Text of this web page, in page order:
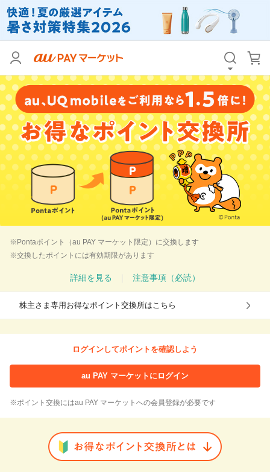
※Pontaポイント（au PAY マーケット限定）に交換します
※交換したポイントには有効期限があります
詳細を見る 注意事項（必読）
株主さま専用お得なポイント交換所はこちら
ログインしてポイントを確認しよう
au PAY マーケットにログイン
※ポイント交換にはau PAY マーケットへの会員登録が必要です